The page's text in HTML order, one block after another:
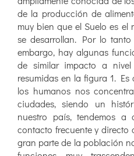
de la producción de
muy bien que el Suelo es el
se desarrollan. Por lo
embargo, hay algunas
de similar impacto a
resumidas en la figura 1.
los humanos nos
ciudades, siendo un
nuestro país, tendemos a
contacto frecuente y directo
gran parte de la población